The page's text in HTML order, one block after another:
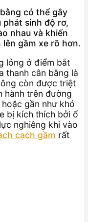
có thể gây
sinh độ rơ,
nhau và khiến
gầm xe rõ hơn.
lỏng ở điểm bắt
thanh cân bằng là
còn được triệt
hành trên đường
gần như khó
bị kích thích bởi ổ
nghiêng khi vào
cạch gầm rất